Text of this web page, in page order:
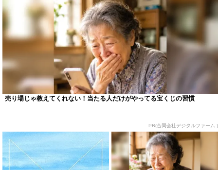
売り場じゃ教えてくれない！当たる人だけがやってる宝くじの習慣
PR(合同会社デジタルファーム )